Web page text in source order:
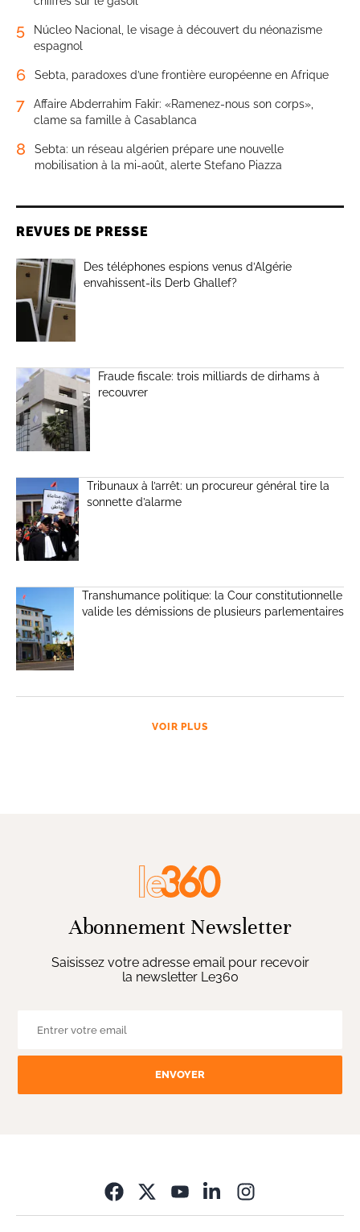
5
Núcleo Nacional, le visage à découvert du néonazisme
espagnol
6 Sebta, paradoxes d’une frontière européenne en Afrique
7
Affaire Abderrahim Fakir: «Ramenez-nous son corps»,
clame sa famille à Casablanca
8
Sebta: un réseau algérien prépare une nouvelle
mobilisation à la mi-août, alerte Stefano Piazza
REVUES DE PRESSE
Des téléphones espions venus d’Algérie
envahissent-ils Derb Ghallef?
Fraude fiscale: trois milliards de dirhams à
recouvrer
Tribunaux à l’arrêt: un procureur général tire la
sonnette d’alarme
Transhumance politique: la Cour constitutionnelle
valide les démissions de plusieurs parlementaires
VOIR PLUS
Abonnement Newsletter
Saisissez votre adresse email pour recevoir
la newsletter Le360
ENVOYER